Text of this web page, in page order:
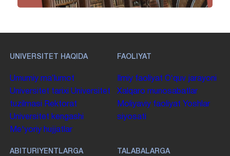
UNIVERSITET HAQIDA
Umumiy maʼlumot
Universitet tarixi Universitet
tuzilmasi Rektorat
Universitet kengashi
Me'yoriy hujjatlar
FAOLIYAT
Ilmiy faoliyat Oʻquv jarayoni
Xalqaro munosabatlar
Moliyaviy faoliyat Yoshlar
siyosati
ABITURIYENTLARGA TALABALARGA